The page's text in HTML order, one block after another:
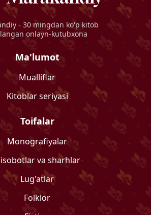
- 30 mingdan ko'p kitob
onlayn-kutubxona
Ma'lumot
Mualliflar
Kitoblar seriyasi
Toifalar
Monografiyalar
va sharhlar
Lug'atlar
Folklor